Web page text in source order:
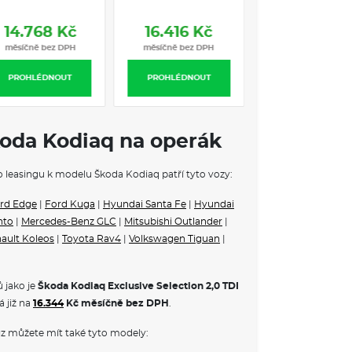
VE VÝBAVA STUPNI
s hlídáním rychlosti (ISA)
prostoru
a vyjímatelné přepážky odkládacích
Chrome
PROHLÉDNOUT
14.768 Kč
měsíčně bez DPH
PROHLÉDNOUT
16.416 Kč
měsíčně bez DPH
Kodiaq na operák
leasingu k modelu Škoda Kodiaq patří tyto vozy:
Edge Ford Kuga Hyundai Santa Fe
Hyundai
Mercedes-Benz GLC Mitsubishi Outlander
Koleos Toyota Rav4 Volkswagen Tiguan
jako je Škoda Kodiaq Exclusive Selection 2,0 TDI
již na 16.344Kč měsíčně bez DPH
můžete mít také tyto modely: